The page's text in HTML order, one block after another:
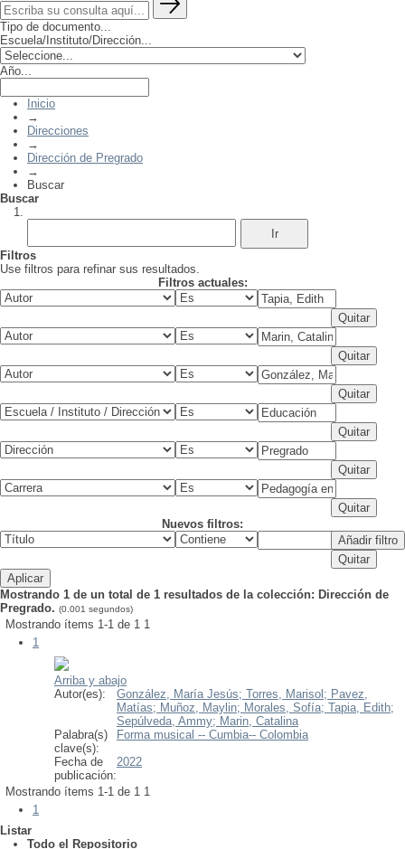
Tipo de documento...
Escuela/Instituto/Dirección...
Año...
Inicio
→
Direcciones
→
Dirección de Pregrado
→
Buscar
Buscar
Filtros
Use filtros para refinar sus resultados.
Filtros actuales:
Nuevos filtros:
Mostrando 1 de un total de 1 resultados de la colección: Dirección de
Pregrado. (0.001 segundos)
Mostrando ítems 1-1 de 1 1
1
Arriba y abajo
Autor(es):
González, María Jesús; Torres, Marisol; Pavez,
Matías; Muñoz, Maylin; Morales, Sofía; Tapia, Edith;
Sepúlveda, Ammy; Marin, Catalina
Palabra(s)
clave(s):
Forma musical -- Cumbia-- Colombia
Fecha de
publicación:
2022
Mostrando ítems 1-1 de 1 1
1
Listar
Todo el Repositorio